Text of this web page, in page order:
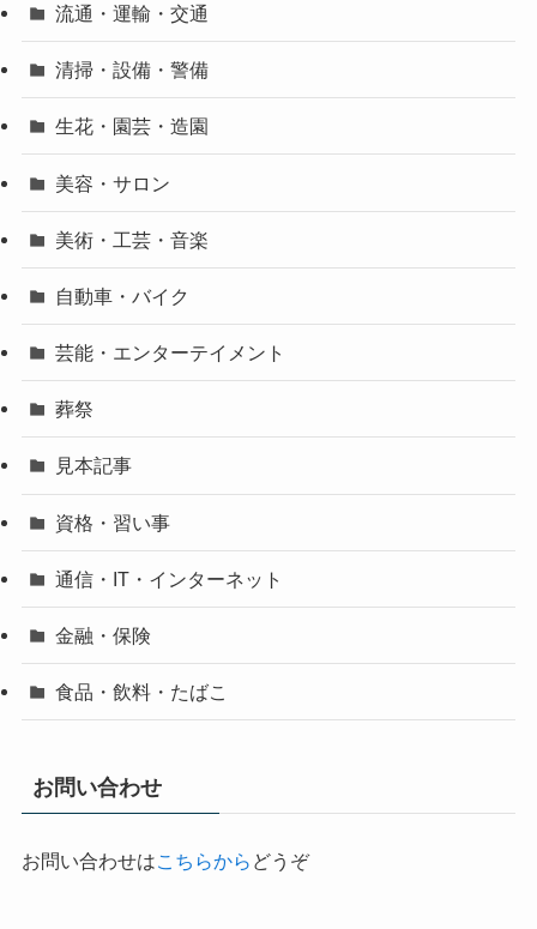
流通・運輸・交通
清掃・設備・警備
生花・園芸・造園
美容・サロン
美術・工芸・音楽
自動車・バイク
芸能・エンターテイメント
葬祭
見本記事
資格・習い事
通信・IT・インターネット
金融・保険
食品・飲料・たばこ
お問い合わせ
お問い合わせはこちらから どうぞ